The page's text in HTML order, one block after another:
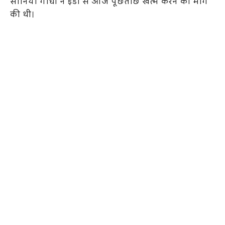
की थी।